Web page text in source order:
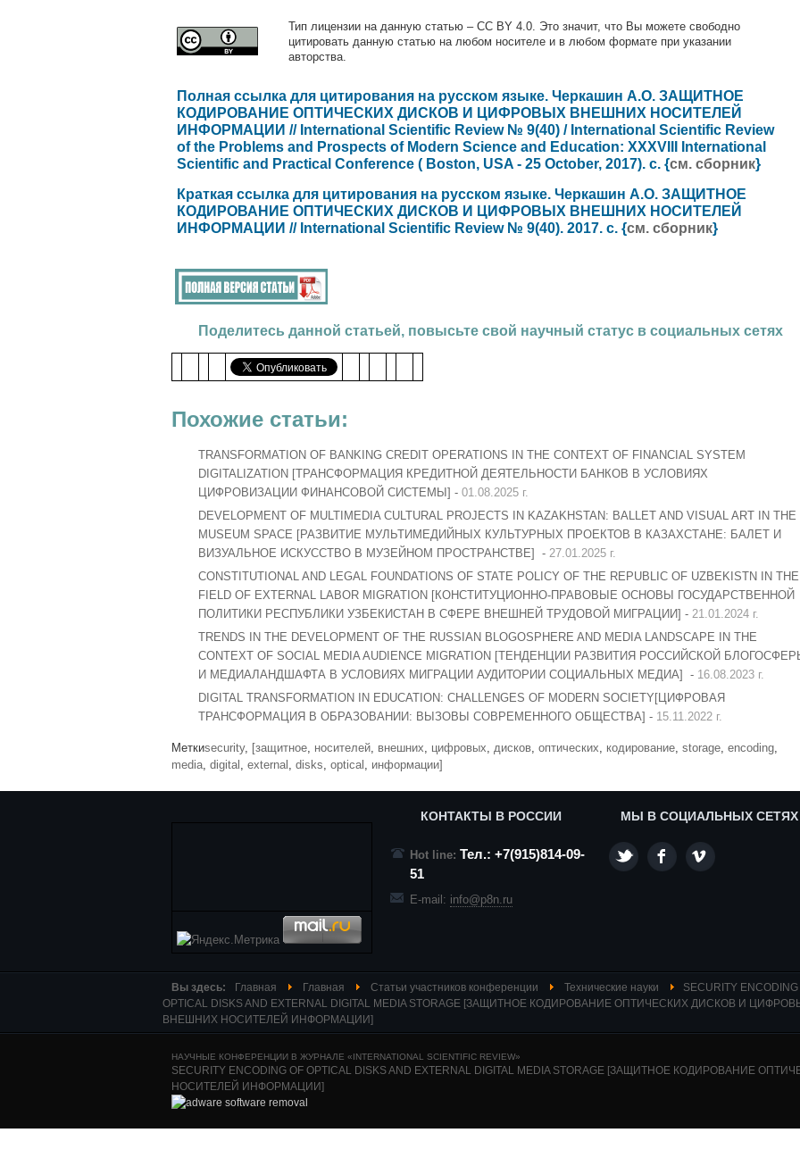
Тип лицензии на данную статью – CC BY 4.0. Это значит, что Вы можете свободно
цитировать данную статью на любом носителе и в любом формате при указании
авторства.
Полная ссылка для цитирования на русском языке. Черкашин А.О. ЗАЩИТНОЕ
КОДИРОВАНИЕ ОПТИЧЕСКИХ ДИСКОВ И ЦИФРОВЫХ ВНЕШНИХ НОСИТЕЛЕЙ
ИНФОРМАЦИИ // International Scientific Review № 9(40) / International Scientific Review
of the Problems and Prospects of Modern Science and Education: XXXVIII International
Scientific and Practical Conference ( Boston, USA - 25 October, 2017). с. {см. сборник}
Краткая ссылка для цитирования на русском языке. Черкашин А.О. ЗАЩИТНОЕ
КОДИРОВАНИЕ ОПТИЧЕСКИХ ДИСКОВ И ЦИФРОВЫХ ВНЕШНИХ НОСИТЕЛЕЙ
ИНФОРМАЦИИ // International Scientific Review № 9(40). 2017. с. {см. сборник}
Поделитесь данной статьей, повысьте свой научный статус в социальных сетях
Похожие статьи:
TRANSFORMATION OF BANKING CREDIT OPERATIONS IN THE CONTEXT OF FINANCIAL SYSTEM
DIGITALIZATION [ТРАНСФОРМАЦИЯ КРЕДИТНОЙ ДЕЯТЕЛЬНОСТИ БАНКОВ В УСЛОВИЯХ
ЦИФРОВИЗАЦИИ ФИНАНСОВОЙ СИСТЕМЫ] - 01.08.2025 г.
DEVELOPMENT OF MULTIMEDIA CULTURAL PROJECTS IN KAZAKHSTAN: BALLET AND VISUAL ART IN THE
MUSEUM SPACE [РАЗВИТИЕ МУЛЬТИМЕДИЙНЫХ КУЛЬТУРНЫХ ПРОЕКТОВ В КАЗАХСТАНЕ: БАЛЕТ И
ВИЗУАЛЬНОЕ ИСКУССТВО В МУЗЕЙНОМ ПРОСТРАНСТВЕ] - 27.01.2025 г.
CONSTITUTIONAL AND LEGAL FOUNDATIONS OF STATE POLICY OF THE REPUBLIC OF UZBEKISTN IN THE
FIELD OF EXTERNAL LABOR MIGRATION [КОНСТИТУЦИОННО-ПРАВОВЫЕ ОСНОВЫ ГОСУДАРСТВЕННОЙ
ПОЛИТИКИ РЕСПУБЛИКИ УЗБЕКИСТАН В СФЕРЕ ВНЕШНЕЙ ТРУДОВОЙ МИГРАЦИИ] - 21.01.2024 г.
TRENDS IN THE DEVELOPMENT OF THE RUSSIAN BLOGOSPHERE AND MEDIA LANDSCAPE IN THE
CONTEXT OF SOCIAL MEDIA AUDIENCE MIGRATION [ТЕНДЕНЦИИ РАЗВИТИЯ РОССИЙСКОЙ
И МЕДИАЛАНДШАФТА В УСЛОВИЯХ МИГРАЦИИ АУДИТОРИИ СОЦИАЛЬНЫХ МЕДИА] - 16.08.2023 г.
DIGITAL TRANSFORMATION IN EDUCATION: CHALLENGES OF MODERN SOCIETY[ЦИФРОВАЯ
ТРАНСФОРМАЦИЯ В ОБРАЗОВАНИИ: ВЫЗОВЫ СОВРЕМЕННОГО ОБЩЕСТВА] - 15.11.2022 г.
Меткиsecurity, [защитное, носителей, внешних, цифровых, дисков, оптических, кодирование, storage, encoding,
media, digital , external , disks, optical , информации]
КОНТАКТЫ В РОССИИ
Hot line: Тел.: +7(915)814-09-
51
E-mail: info@p8n.ru
МЫ В СОЦИАЛЬНЫХ СЕТЯХ
Вы здесь: Главная Главная Статьи участников конференции Технические науки
SECURITY ENCODING
OPTICAL DISKS AND EXTERNAL DIGITAL MEDIA STORAGE [ЗАЩИТНОЕ КОДИРОВАНИЕ ОПТИЧЕСКИХ ДИСКОВ И
ВНЕШНИХ НОСИТЕЛЕЙ ИНФОРМАЦИИ]
НАУЧНЫЕ КОНФЕРЕНЦИИ В ЖУРНАЛЕ «INTERNATIONAL SCIENTIFIC REVIEW»
SECURITY ENCODING OF OPTICAL DISKS AND EXTERNAL DIGITAL MEDIA STORAGE [ЗАЩИТНОЕ КОДИРОВАНИЕ
НОСИТЕЛЕЙ ИНФОРМАЦИИ]